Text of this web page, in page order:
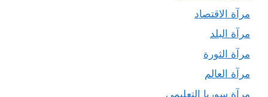
مرآة الاقتصاد
مرآة البلد
مرآة الثورة
مرآة العالم
مرآة سوريا التعليمي